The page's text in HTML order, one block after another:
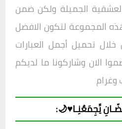
الجميلة ولكن ضمن
هذه المجموعة لتكون الافضل
تحميل أجمل العبارات
الان وشاركونا ما لديكم
يِّجِمَعٌنِـا♥️🌙: